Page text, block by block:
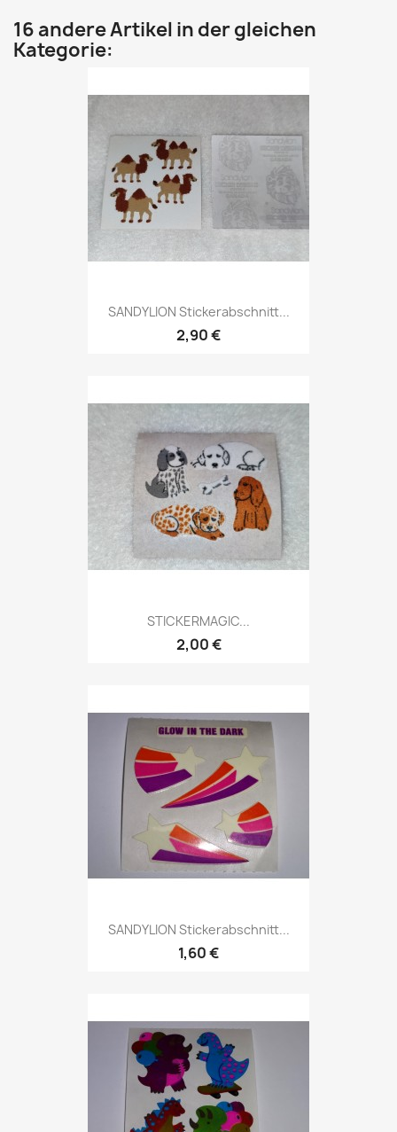
16 andere Artikel in der gleichen
Kategorie:
SANDYLION Stickerabschnitt...
2,90 €
STICKERMAGIC...
2,00 €
SANDYLION Stickerabschnitt...
1,60 €